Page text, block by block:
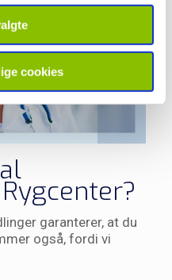
cookies
garanterer, at du
også, fordi vi